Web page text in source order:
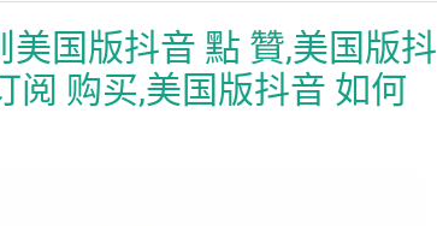
国版抖音 點 贊,美国版抖
阅 购买,美国版抖音 如何